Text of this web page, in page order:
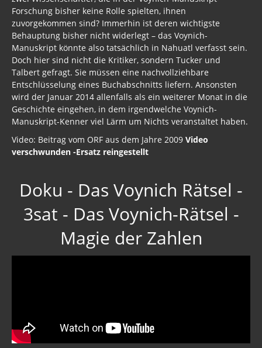
Forschung bisher keine Rolle spielten, ihnen
zuvorgekommen sind? Immerhin ist deren wichtigste
Behauptung bisher nicht widerlegt – das Voynich-
Manuskript könnte also tatsächlich in Nahuatl verfasst sein.
Doch hier sind nicht die Kritiker, sondern Tucker und
Talbert gefragt. Sie müssen eine nachvollziehbare
Entschlüsselung eines Buchabschnitts liefern. Ansonsten
wird der Januar 2014 allenfalls als ein weiterer Monat in die
Geschichte eingehen, in dem irgendwelche Voynich-
Manuskript-Kenner viel Lärm um Nichts veranstaltet haben.
Video: Beitrag vom ORF aus dem Jahre 2009 Video
verschwunden -Ersatz reingestellt
Doku - Das Voynich Rätsel -
3sat - Das Voynich-Rätsel -
Magie der Zahlen